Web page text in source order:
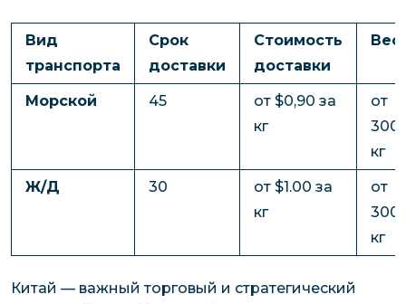
Вид
транспорта
Срок
доставки
Стоимость
доставки
Вес
Морской 45
от $0,90 за
кг
от
300
кг
Ж/Д 30
от $1.00 за
кг
от
300
кг
Китай — важный торговый и стратегический